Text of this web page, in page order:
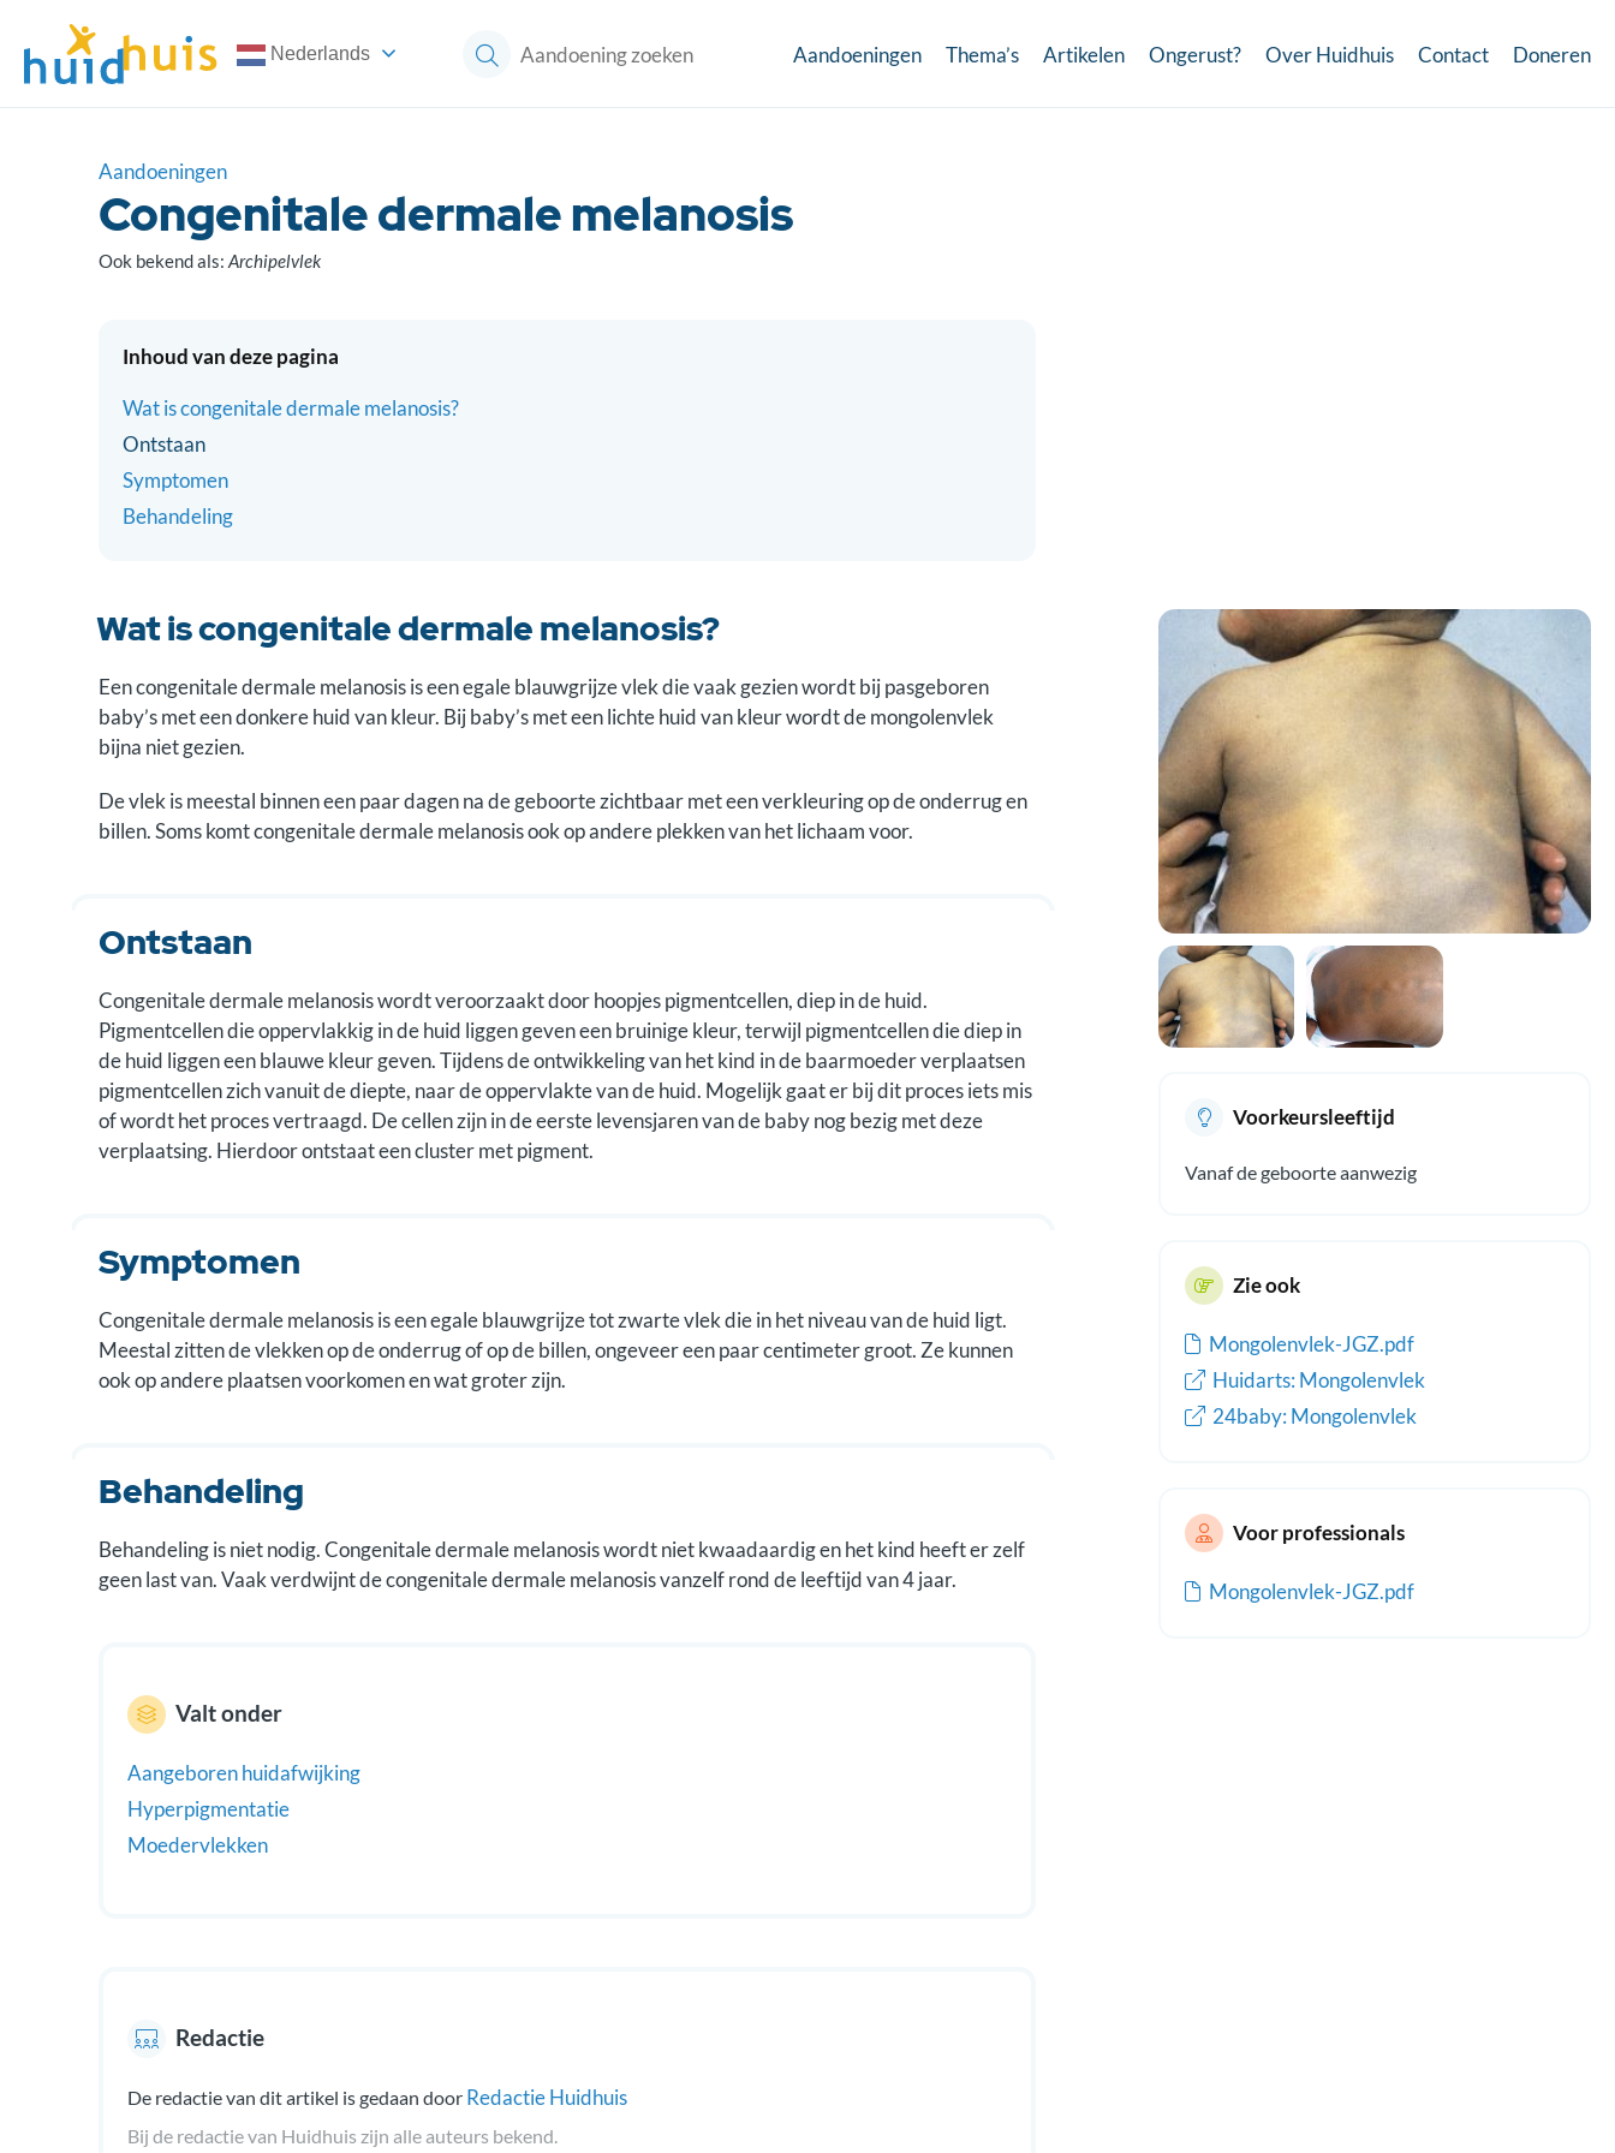
Nederlands Aandoeningen Thema’s Artikelen Ongerust? Over Huidhuis Contact Doneren
Inhoud van deze pagina
Wat is congenitale dermale melanosis?
Ontstaan
Symptomen
Behandeling
Aandoeningen
Congenitale dermale melanosis
Ook bekend als: Archipelvlek
Wat is congenitale dermale melanosis?
Een congenitale dermale melanosis is een egale blauwgrijze vlek die vaak gezien wordt bij pasgeboren
baby’s met een donkere huid van kleur. Bij baby’s met een lichte huid van kleur wordt de mongolenvlek
bijna niet gezien.
De vlek is meestal binnen een paar dagen na de geboorte zichtbaar met een verkleuring op de onderrug en
billen. Soms komt congenitale dermale melanosis ook op andere plekken van het lichaam voor.
Ontstaan
Congenitale dermale melanosis wordt veroorzaakt door hoopjes pigmentcellen, diep in de huid.
Pigmentcellen die oppervlakkig in de huid liggen geven een bruinige kleur, terwijl pigmentcellen die diep in
de huid liggen een blauwe kleur geven. Tijdens de ontwikkeling van het kind in de baarmoeder verplaatsen
pigmentcellen zich vanuit de diepte, naar de oppervlakte van de huid. Mogelijk gaat er bij dit proces iets mis
of wordt het proces vertraagd. De cellen zijn in de eerste levensjaren van de baby nog bezig met deze
verplaatsing. Hierdoor ontstaat een cluster met pigment.
Symptomen
Congenitale dermale melanosis is een egale blauwgrijze tot zwarte vlek die in het niveau van de huid ligt.
Meestal zitten de vlekken op de onderrug of op de billen, ongeveer een paar centimeter groot. Ze kunnen
ook op andere plaatsen voorkomen en wat groter zijn.
Behandeling
Behandeling is niet nodig. Congenitale dermale melanosis wordt niet kwaadaardig en het kind heeft er zelf
geen last van. Vaak verdwijnt de congenitale dermale melanosis vanzelf rond de leeftijd van 4 jaar.
Valt onder
Aangeboren huidafwijking
Hyperpigmentatie
Moedervlekken
Redactie
De redactie van dit artikel is gedaan door Redactie Huidhuis
Bij de redactie van Huidhuis zijn alle auteurs bekend.
Voorkeursleeftijd
Vanaf de geboorte aanwezig
Zie ook
Mongolenvlek-JGZ.pdf
Huidarts: Mongolenvlek
24baby: Mongolenvlek
Voor professionals
Mongolenvlek-JGZ.pdf